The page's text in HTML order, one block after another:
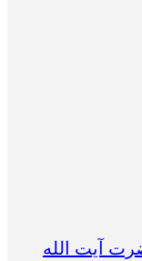
آیت الله